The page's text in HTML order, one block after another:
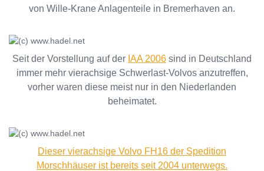
von Wille-Krane Anlagenteile in Bremerhaven an.
Seit der Vorstellung auf der IAA 2006 sind in Deutschland
immer mehr vierachsige Schwerlast-Volvos anzutreffen,
vorher waren diese meist nur in den Niederlanden
beheimatet.
Dieser vierachsige Volvo FH16 der Spedition
Morschhäuser ist bereits seit 2004 unterwegs.